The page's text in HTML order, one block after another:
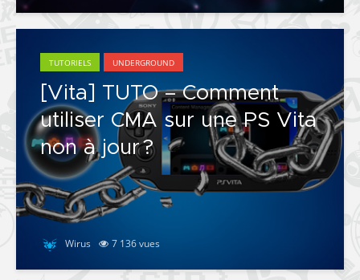
TUTORIELS UNDERGROUND
[Vita] TUTO – Comment
utiliser CMA sur une PS Vita
non à jour ?
Wirus 7 136 vues